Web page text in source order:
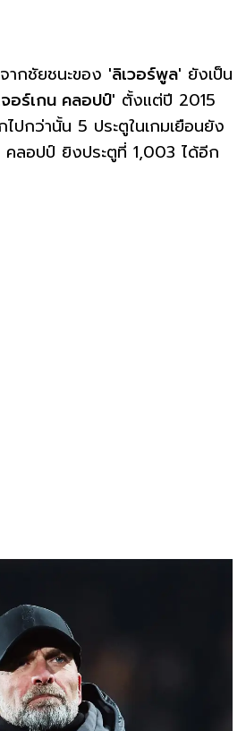
ากชัยชนะของ 'ลิเวอร์พูล' ยังเป็น
จอร์เกน คลอปป์' ตั้งแต่ปี 2015
ปกว่านั้น 5 ประตูในเกมเยือนยัง
คลอปป์ ยิงประตูที่ 1,003 ได้อีก